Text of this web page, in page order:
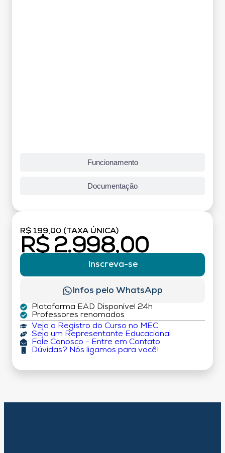
Funcionamento
Documentação
R$ 199,00 (TAXA ÚNICA)
R$ 2.998,00
Inscreva-se
Infos pelo WhatsApp
Plataforma EAD Disponível 24h
Professores renomados
Veja o Registro do Curso no MEC
Seja um Representante Educacional
Fale Conosco - Entre em Contato
Dúvidas? Nós ligamos para você!